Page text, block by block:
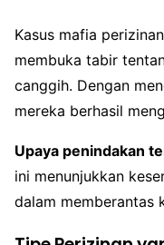
Kasus mafia
membuka tabir
canggih. Dengan
mereka berhasil
Upaya penindakan
ini menunjukkan
dalam memberantas